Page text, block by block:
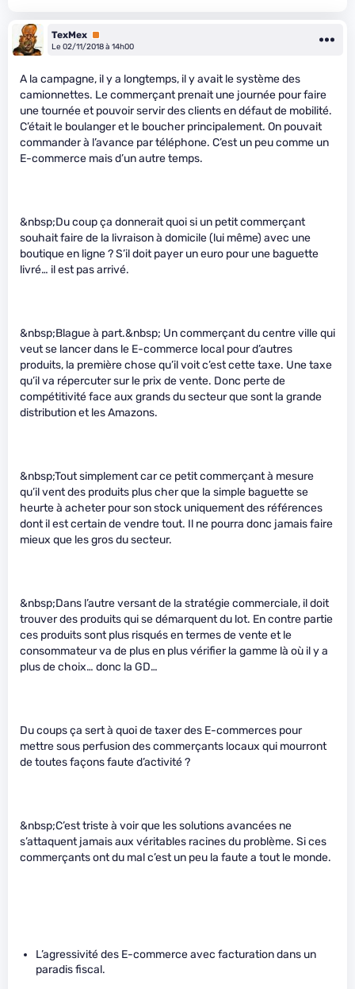
TexMex Premium
Le 02/11/2018 à 14h00
A la campagne, il y a longtemps, il y avait le système des
camionnettes. Le commerçant prenait une journée pour faire
une tournée et pouvoir servir des clients en défaut de mobilité.
C’était le boulanger et le boucher principalement. On pouvait
commander à l’avance par téléphone. C’est un peu comme un
E-commerce mais d’un autre temps.
&nbsp;Du coup ça donnerait quoi si un petit commerçant
souhait faire de la livraison à domicile (lui même) avec une
boutique en ligne ? S’il doit payer un euro pour une baguette
livré… il est pas arrivé.
&nbsp;Blague à part.&nbsp; Un commerçant du centre ville qui
veut se lancer dans le E-commerce local pour d’autres
produits, la première chose qu’il voit c’est cette taxe. Une taxe
qu’il va répercuter sur le prix de vente. Donc perte de
compétitivité face aux grands du secteur que sont la grande
distribution et les Amazons.
&nbsp;Tout simplement car ce petit commerçant à mesure
qu’il vent des produits plus cher que la simple baguette se
heurte à acheter pour son stock uniquement des références
dont il est certain de vendre tout. Il ne pourra donc jamais faire
mieux que les gros du secteur.
&nbsp;Dans l’autre versant de la stratégie commerciale, il doit
trouver des produits qui se démarquent du lot. En contre partie
ces produits sont plus risqués en termes de vente et le
consommateur va de plus en plus vérifier la gamme là où il y a
plus de choix… donc la GD…
Du coups ça sert à quoi de taxer des E-commerces pour
mettre sous perfusion des commerçants locaux qui mourront
de toutes façons faute d’activité ?
&nbsp;C’est triste à voir que les solutions avancées ne
s’attaquent jamais aux véritables racines du problème. Si ces
commerçants ont du mal c’est un peu la faute a tout le monde.
L’agressivité des E-commerce avec facturation dans un
paradis fiscal.